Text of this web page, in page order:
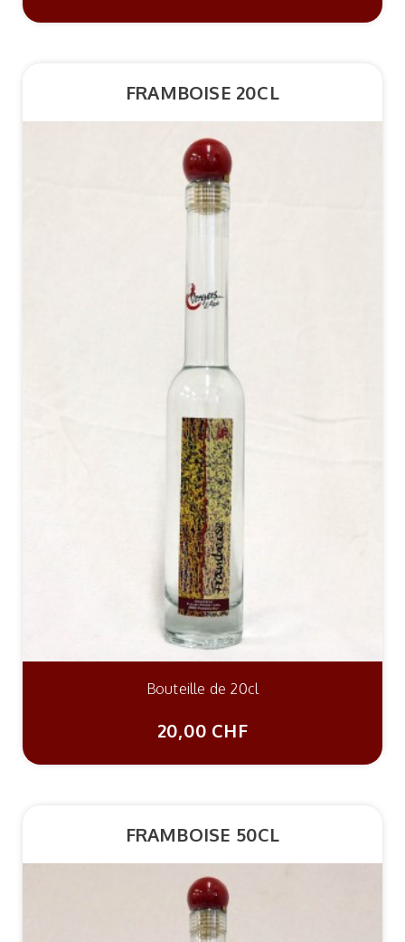
FRAMBOISE 20CL
Bouteille de 20cl
20,00 CHF
FRAMBOISE 50CL